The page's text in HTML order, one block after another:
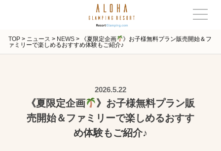
TOP> ニュース > NEWS> 《夏限定企画
》お子様無料プラン販売開始＆フ
ァミリーで楽しめるおすすめ体験もご紹介♪
2026.5.22
《夏限定企画
》お子様無料プラン販
売開始＆ファミリーで楽しめるおすす
め体験もご紹介♪